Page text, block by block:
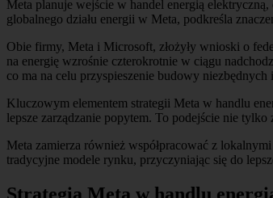
Meta planuje wejście w handel energią
globalnego działu energii w Meta, podkreśla
Obie firmy, Meta i Microsoft, złożyły wnioski o
na energię wzrośnie czterokrotnie w ciągu
co ma na celu przyspieszenie budowy
Kluczowym elementem strategii Meta w handlu
lepsze zarządzanie popytem. To podejście nie
Meta zamierza również współpracować z
tradycyjne modele rynku, przyczyniając się do